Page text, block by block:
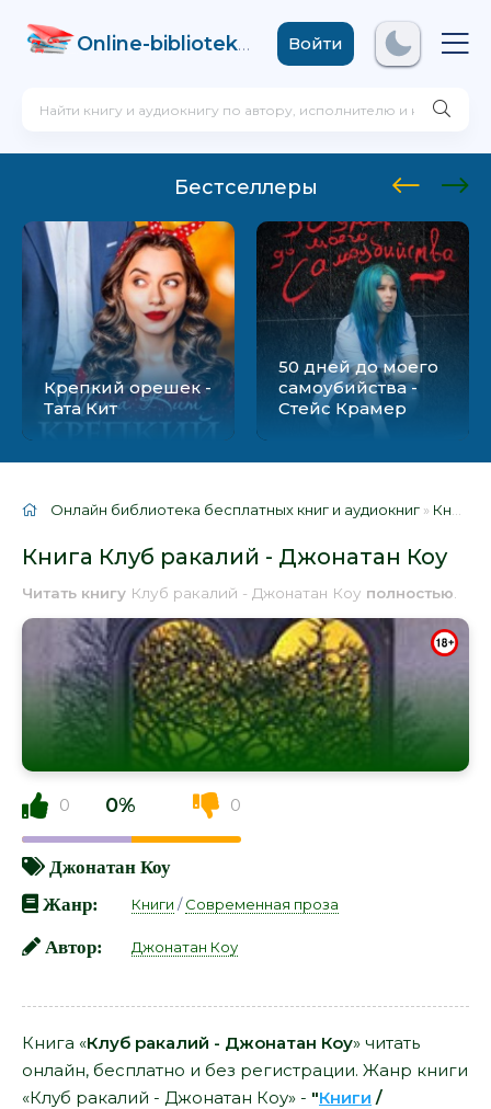
Online-biblioteka .comВойти
Бестселлеры
Крепкий орешек -
Тата Кит
50 дней до моего
самоубийства -
Стейс Крамер
Онлайн библиотека бесплатных книг и аудиокниг » Книги
Книга Клуб ракалий - Джонатан Коу
Читать книгу Клуб ракалий - Джонатан Коу полностью
0 0% 0
Джонатан Коу
Жанр:
Книги /Современная проза
Автор: Джонатан Коу
Книга «Клуб ракалий - Джонатан Коу» читать
онлайн, бесплатно и без регистрации. Жанр книги
«Клуб ракалий - Джонатан Коу» - "Книги /